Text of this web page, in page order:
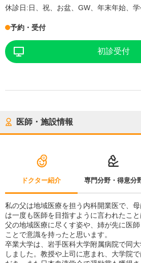
休診日:日、祝、お盆、GW、年末年始、
予約・受付
初診受付
医師・施設情報
ドクター紹介 専門分野・得意分
私の父は地域医療を担う内科開業医で、
は一度も医師を目指すように言われたこと
父の地域医療に尽くす姿や、姉が先に医
ことで意識を持ったと思います。
卒業大学は、岩手医科大学附属病院で同
しました。教授や上司に恵まれ、大学院